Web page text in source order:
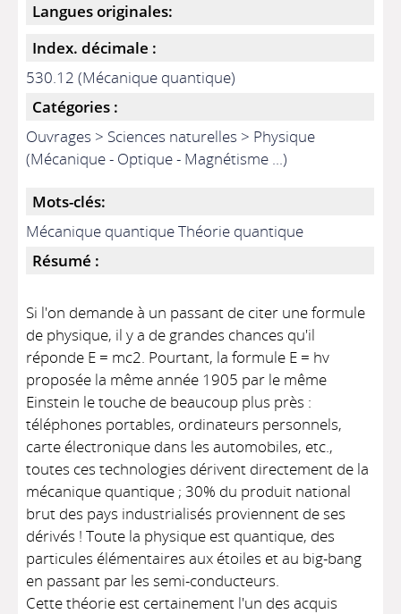
Langues originales:
Index. décimale :
530.12 (Mécanique quantique)
Catégories :
Ouvrages > Sciences naturelles > Physique
(Mécanique - Optique - Magnétisme ...)
Mots-clés:
Mécanique quantique Théorie quantique
Résumé :
Si l'on demande à un passant de citer une formule
de physique, il y a de grandes chances qu'il
réponde E = mc2. Pourtant, la formule E = hv
proposée la même année 1905 par le même
Einstein le touche de beaucoup plus près :
téléphones portables, ordinateurs personnels,
carte électronique dans les automobiles, etc.,
toutes ces technologies dérivent directement de la
mécanique quantique ; 30% du produit national
brut des pays industrialisés proviennent de ses
dérivés ! Toute la physique est quantique, des
particules élémentaires aux étoiles et au big-bang
en passant par les semi-conducteurs.
Cette théorie est certainement l'un des acquis